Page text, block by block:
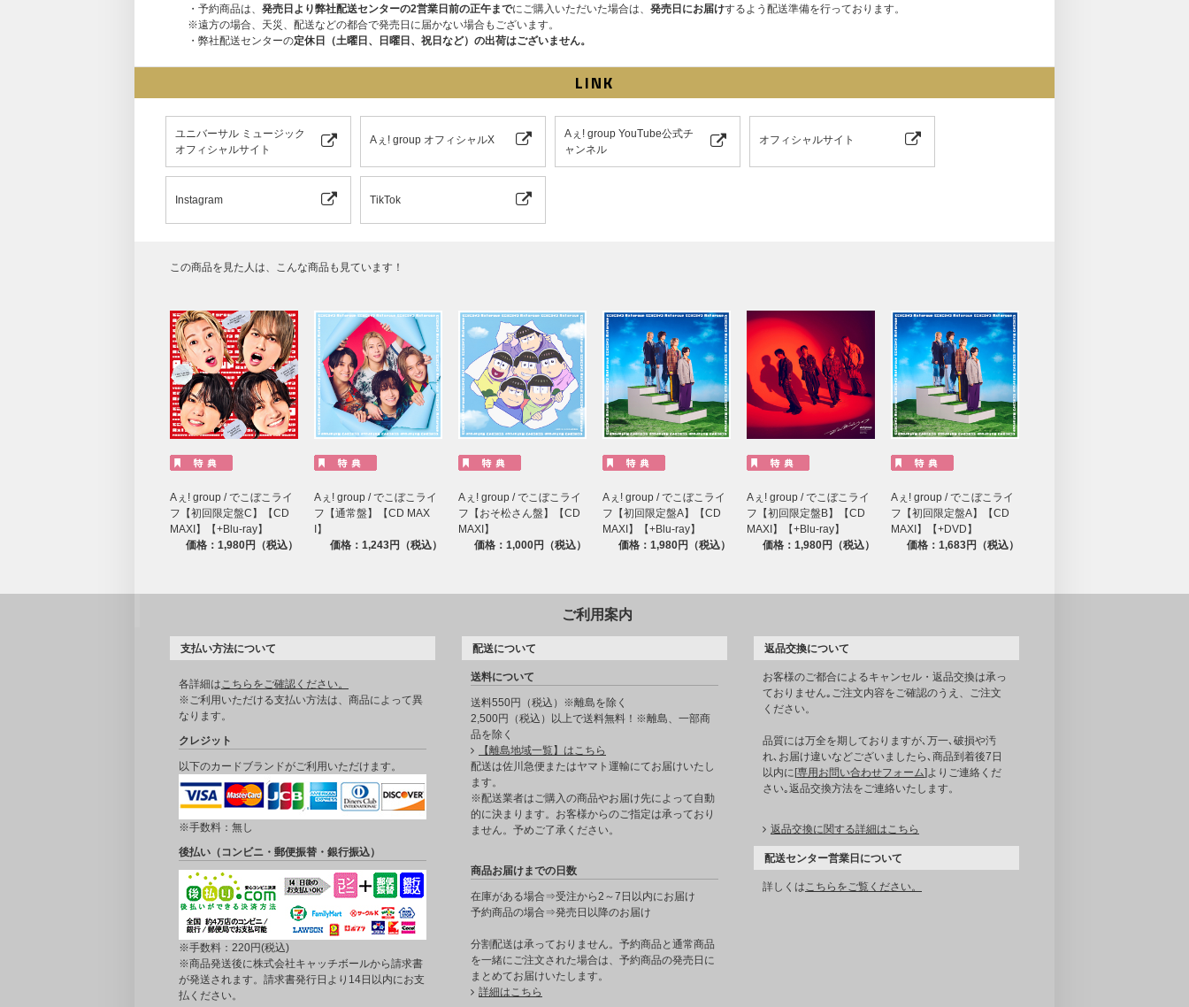
・予約商品は、 発売日より弊社配送センターの2営業日前の正午までにご購入いただいた場合は、 発売日にお届けするよう配送準備を行っております。
※遠方の場合、天災、配送などの都合で発売日に届かない場合もございます。
・弊社配送センターの定休日（土曜日、日曜日、祝日など）の出荷はございません。
LINK
ユニバーサル ミュージック
オフィシャルサイト
Aぇ! group オフィシャルX
Aぇ! group YouTube公式チ
ャンネル
オフィシャルサイト
Instagram TikTok
この商品を見た人は、こんな商品も見ています！
Aぇ! group / でこぼこライ
フ【初回限定盤C】【CD
MAXI】【+Blu-ray】
価格：1,980円（税込）
Aぇ! group / でこぼこライ
フ【通常盤】【CD MAX
I】
価格：1,243円（税込）
Aぇ! group / でこぼこライ
フ【おそ松さん盤】【CD
MAXI】
価格：1,000円（税込）
Aぇ! group / でこぼこライ
フ【初回限定盤A】【CD
MAXI】【+Blu-ray】
価格：1,980円（税込）
Aぇ! group / でこぼこライ
フ【初回限定盤B】【CD
MAXI】【+Blu-ray】
価格：1,980円（税込）
Aぇ! group / でこぼこライ
フ【初回限定盤A】【CD
MAXI】【+DVD】
価格：1,683円（税込）
ご利用案内
支払い方法について
各詳細はこちらをご確認ください。
※ご利用いただける支払い方法は、商品によって異
なります。
クレジット
以下のカードブランドがご利用いただけます。
※手数料：無し
後払い（コンビニ・郵便振替・銀行振込）
※手数料：220円(税込)
※商品発送後に株式会社キャッチボールから請求書
が発送されます。請求書発行日より14日以内にお支
払ください。
配送について
送料について
送料550円（税込）※離島を除く
2,500円（税込）以上で送料無料！※離島、一部商
品を除く
【離島地域一覧】はこちら
配送は佐川急便またはヤマト運輸にてお届けいたし
ます。
※配送業者はご購入の商品やお届け先によって自動
的に決まります。お客様からのご指定は承っており
ません。予めご了承ください。
商品お届けまでの日数
在庫がある場合⇒受注から2～7日以内にお届け
予約商品の場合⇒発売日以降のお届け
分割配送は承っておりません。予約商品と通常商品
を一緒にご注文された場合は、予約商品の発売日に
まとめてお届けいたします。
詳細はこちら
返品交換について
お客様のご都合によるキャンセル・返品交換は承っ
ておりません｡ご注文内容をご確認のうえ、ご注文
ください。
品質には万全を期しておりますが､万一､破損や汚
れ､お届け違いなどございましたら､商品到着後7日
以内に[専用お問い合わせフォーム]よりご連絡くだ
さい｡返品交換方法をご連絡いたします。
返品交換に関する詳細はこちら
配送センター営業日について
詳しくはこちらをご覧ください。